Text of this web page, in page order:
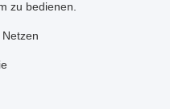
zu bedienen.